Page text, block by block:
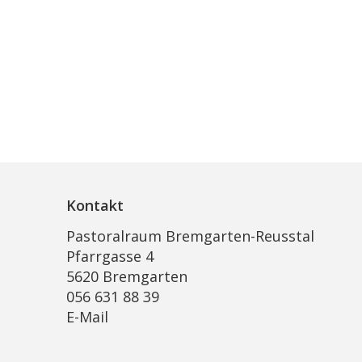
Kontakt
Pastoralraum Bremgarten-Reusstal
Pfarrgasse 4
5620 Bremgarten
056 631 88 39
E-Mail